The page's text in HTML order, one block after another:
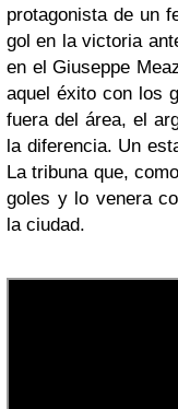
protagonista de un
gol en la victoria
en el Giuseppe
aquel éxito con los
fuera del área, el
la diferencia. Un
La tribuna que,
goles y lo venera
la ciudad.